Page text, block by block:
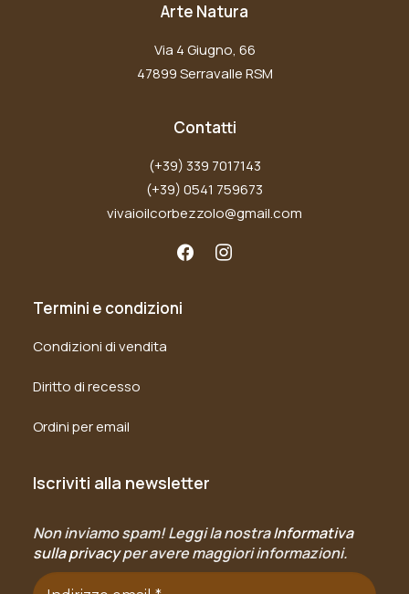
Arte Natura
Via 4 Giugno, 66
47899 Serravalle RSM
Contatti
(+39) 339 7017143
(+39) 0541 759673
vivaioilcorbezzolo@gmail.com
Termini e condizioni
Condizioni di vendita
Diritto di recesso
Ordini per email
Iscriviti alla newsletter
Non inviamo spam! Leggi la nostraInformativa
sulla privacyper avere maggiori informazioni.